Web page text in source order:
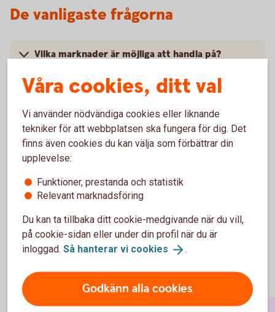
De vanligaste frågorna
Vilka marknader är möjliga att handla på?
Hur skaffar jag en Värdepapperstjänst (depå)?
Vad är köpkraft?
Här hittar du fler frågor ochsvar
Våra cookies, ditt val
Vi använder nödvändiga cookies eller liknande
tekniker för att webbplatsen ska fungera för dig. Det
finns även cookies du kan välja som förbättrar din
upplevelse:
Funktioner, prestanda och statistik
Relevant marknadsföring
Du kan ta tillbaka ditt cookie-medgivande när du vill,
på cookie-sidan eller under din profil när du är
inloggad. Så hanterar vi cookies .
Godkänn alla cookies